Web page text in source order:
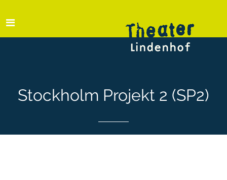
Stockholm Projekt 2 (SP2)